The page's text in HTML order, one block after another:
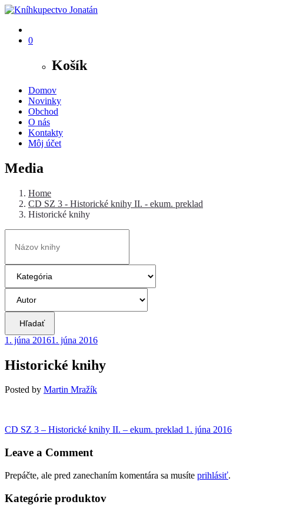
0
Košík
Domov
Novinky
Obchod
O nás
Kontakty
Môj účet
Media
Home
CD SZ 3 - Historické knihy II. - ekum. preklad
Historické knihy
Hľadať
1. júna 20161. júna 2016
Historické knihy
Posted by Martin Mražík
Navigácia
v
CD SZ 3 – Historické knihy II. – ekum. preklad Previous
1. júna 2016
Leave a Comment
Prepáčte, ale pred zanechaním komentára sa musíte prihlásiť.
Kategórie produktov